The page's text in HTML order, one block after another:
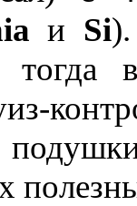
и Si